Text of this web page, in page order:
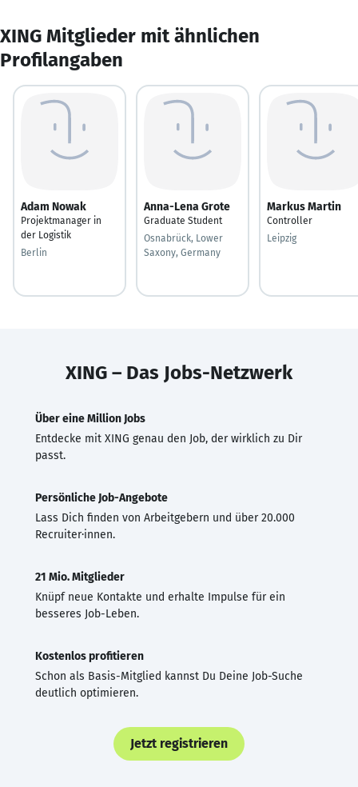
XING Mitglieder mit ähnlichen
Profilangaben
Adam Nowak
Projektmanager in
der Logistik
Berlin
Anna-Lena Grote
Graduate Student
Osnabrück, Lower
Saxony, Germany
Markus Martin
Controller
Leipzig
XING – Das Jobs-Netzwerk
Über eine Million Jobs
Entdecke mit XING genau den Job, der wirklich zu Dir
passt.
Persönliche Job-Angebote
Lass Dich finden von Arbeitgebern und über 20.000
Recruiter·innen.
21 Mio. Mitglieder
Knüpf neue Kontakte und erhalte Impulse für ein
besseres Job-Leben.
Kostenlos profitieren
Schon als Basis-Mitglied kannst Du Deine Job-Suche
deutlich optimieren.
Jetzt registrieren